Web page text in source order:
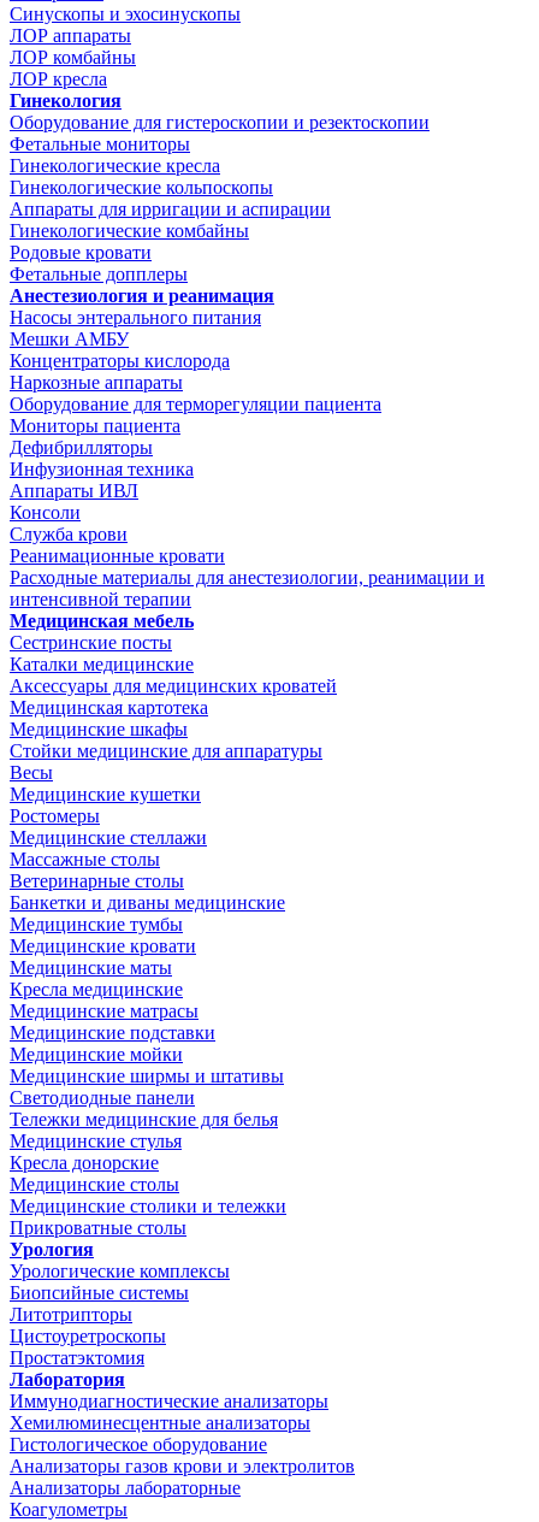
Синускопы и эхосинускопы
ЛОР аппараты
ЛОР комбайны
ЛОР кресла
Гинекология
Оборудование для гистероскопии и резектоскопии
Фетальные мониторы
Гинекологические кресла
Гинекологические кольпоскопы
Аппараты для ирригации и аспирации
Гинекологические комбайны
Родовые кровати
Фетальные допплеры
Анестезиология и реанимация
Насосы энтерального питания
Мешки АМБУ
Концентраторы кислорода
Наркозные аппараты
Оборудование для терморегуляции пациента
Мониторы пациента
Дефибрилляторы
Инфузионная техника
Аппараты ИВЛ
Консоли
Служба крови
Реанимационные кровати
Расходные материалы для анестезиологии, реанимации и
интенсивной терапии
Медицинская мебель
Сестринские посты
Каталки медицинские
Аксессуары для медицинских кроватей
Медицинская картотека
Медицинские шкафы
Стойки медицинские для аппаратуры
Весы
Медицинские кушетки
Ростомеры
Медицинские стеллажи
Массажные столы
Ветеринарные столы
Банкетки и диваны медицинские
Медицинские тумбы
Медицинские кровати
Медицинские маты
Кресла медицинские
Медицинские матрасы
Медицинские подставки
Медицинские мойки
Медицинские ширмы и штативы
Светодиодные панели
Тележки медицинские для белья
Медицинские стулья
Кресла донорские
Медицинские столы
Медицинские столики и тележки
Прикроватные столы
Урология
Урологические комплексы
Биопсийные системы
Литотрипторы
Цистоуретроскопы
Простатэктомия
Лаборатория
Иммунодиагностические анализаторы
Хемилюминесцентные анализаторы
Гистологическое оборудование
Анализаторы газов крови и электролитов
Анализаторы лабораторные
Коагулометры